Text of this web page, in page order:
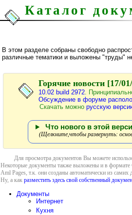
Каталог
В этом разделе собраны свободно
различные тематики и выложены "труды"
Горячие новости [17/
10.02 build 2972.
Обсуждение в форуме
Скачать можно русскую
Что нового в этой
(Щелкните,чтобы развернуть:
Для просмотра документов Вы можете
Некоторые документы также выложены и в
Aml Pages, т.к. они созданы автоматически из
Ну, а как разместить здесь свой собственный
Документы
Интернет
Кухня